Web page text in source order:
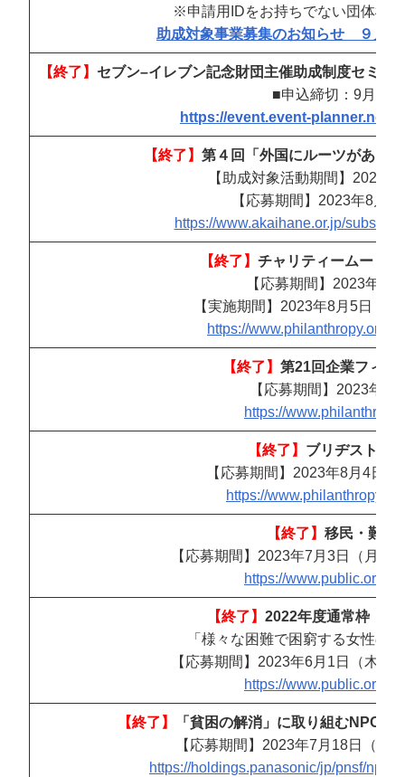
※申請用IDをお持ちでない団体様
助成対象事業募集のお知らせ ９月
【終了】 セブン–イレブン記念財団主催助成制度セミナ
■申込締切： 9月
https://event.event-planner.net/
【終了】 第４回「外国にルーツがある
【助成対象活動期間】2023
【応募期間】2023年8月
https://www.akaihane.or.jp/
【終了】 チャリティームービ
【応募期間】2023年7
【実施期間】2023年8月5日（
https://www.philanthropy.or.jp/
【終了】 第21回企業フィラ
【応募期間】2023年9
https://
【終了】 ブリヂストン
【応募期間】2023年8月4日
https://
【終了】 移民・難民
【応募期間】2023年7月3日（月）
https://www.public.or.jp/
【終了】 2022年度通常枠 休
「様々な困難で困窮する女性の
【応募期間】2023年6月1日（木）
https://www.public.or.jp/
【終了】
「貧困の解消」に取り組むNPO/
【応募期間】2023年7月18日（火
https://holdings.panasonic/jp/pnsf/